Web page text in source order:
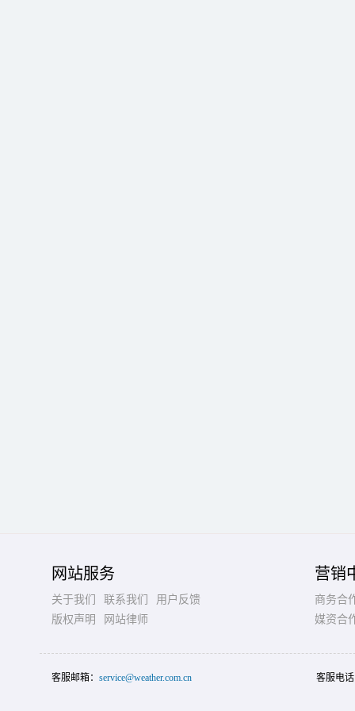
网站服务
关于我们 联系我们
用户反馈
版权声明
网站律师
营销
商务合
媒资合
客服邮箱： service@weather.com.cn 客服电